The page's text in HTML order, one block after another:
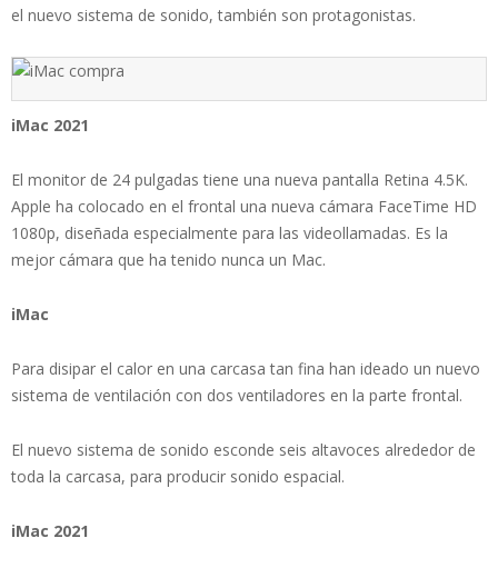
el nuevo sistema de sonido, también son protagonistas.
iMac 2021
El monitor de 24 pulgadas tiene una nueva pantalla Retina 4.5K.
Apple ha colocado en el frontal una nueva cámara FaceTime HD
1080p, diseñada especialmente para las videollamadas. Es la
mejor cámara que ha tenido nunca un Mac.
iMac
Para disipar el calor en una carcasa tan fina han ideado un nuevo
sistema de ventilación con dos ventiladores en la parte frontal.
El nuevo sistema de sonido esconde seis altavoces alrededor de
toda la carcasa, para producir sonido espacial.
iMac 2021